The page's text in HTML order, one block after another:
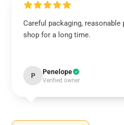
Careful packaging,
shop for a long time.
P Penelope
Verified owner